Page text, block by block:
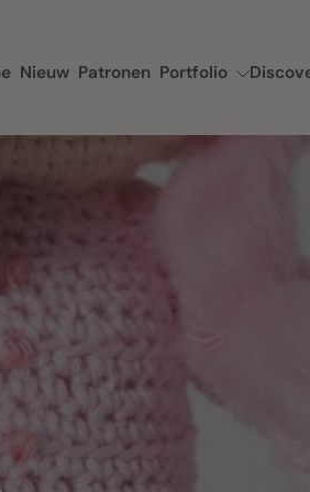
Nieuw Patronen Portfolio